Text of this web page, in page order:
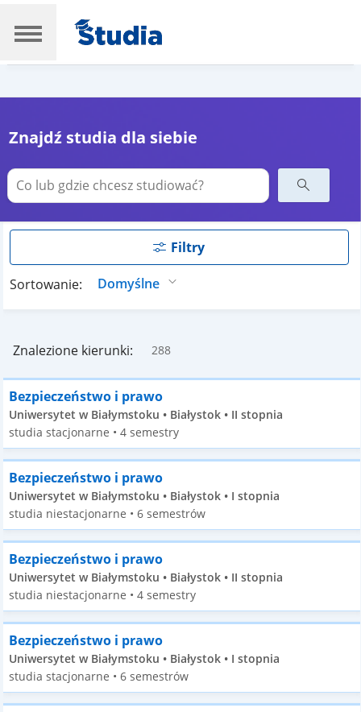
Znajdź studia dla siebie
Filtry
Sortowanie:
Znalezione kierunki: 288
Bezpieczeństwo i prawo
Uniwersytet w Białymstoku • Białystok • II stopnia
studia stacjonarne • 4 semestry
Bezpieczeństwo i prawo
Uniwersytet w Białymstoku • Białystok • I stopnia
studia niestacjonarne • 6 semestrów
Bezpieczeństwo i prawo
Uniwersytet w Białymstoku • Białystok • II stopnia
studia niestacjonarne • 4 semestry
Bezpieczeństwo i prawo
Uniwersytet w Białymstoku • Białystok • I stopnia
studia stacjonarne • 6 semestrów